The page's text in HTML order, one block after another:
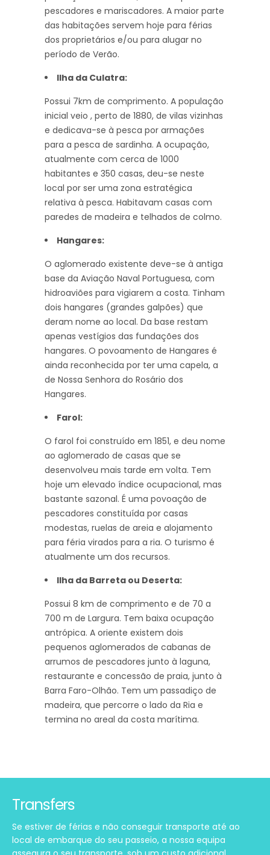
pescadores e mariscadores. A maior parte
das habitações servem hoje para férias
dos proprietários e/ou para alugar no
período de Verão.
llha da Culatra:
Possui 7km de comprimento. A população
inicial veio , perto de 1880, de vilas vizinhas
e dedicava-se à pesca por armações
para a pesca de sardinha. A ocupação,
atualmente com cerca de 1000
habitantes e 350 casas, deu-se neste
local por ser uma zona estratégica
relativa à pesca. Habitavam casas com
paredes de madeira e telhados de colmo.
Hangares:
O aglomerado existente deve-se à antiga
base da Aviação Naval Portuguesa, com
hidroaviões para vigiarem a costa. Tinham
dois hangares (grandes galpões) que
deram nome ao local. Da base restam
apenas vestígios das fundações dos
hangares. O povoamento de Hangares é
ainda reconhecida por ter uma capela, a
de Nossa Senhora do Rosário dos
Hangares.
Farol:
O farol foi construído em 1851, e deu nome
ao aglomerado de casas que se
desenvolveu mais tarde em volta. Tem
hoje um elevado índice ocupacional, mas
bastante sazonal. É uma povoação de
pescadores constituída por casas
modestas, ruelas de areia e alojamento
para féria virados para a ria. O turismo é
atualmente um dos recursos.
llha da Barreta ou Deserta:
Possui 8 km de comprimento e de 70 a
700 m de Largura. Tem baixa ocupação
antrópica. A oriente existem dois
pequenos aglomerados de cabanas de
arrumos de pescadores junto à laguna,
restaurante e concessão de praia, junto à
Barra Faro-Olhão. Tem um passadiço de
madeira, que percorre o lado da Ria e
termina no areal da costa marítima.
Transfers
Se estiver de férias e não conseguir transporte até ao
local de embarque do seu passeio, a nossa equipa